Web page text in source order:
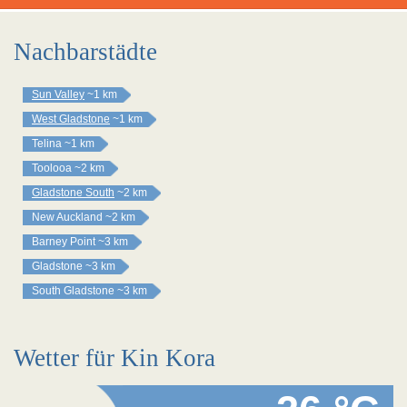
Nachbarstädte
Sun Valley ~1 km
West Gladstone ~1 km
Telina ~1 km
Toolooa ~2 km
Gladstone South ~2 km
New Auckland ~2 km
Barney Point ~3 km
Gladstone ~3 km
South Gladstone ~3 km
Wetter für Kin Kora